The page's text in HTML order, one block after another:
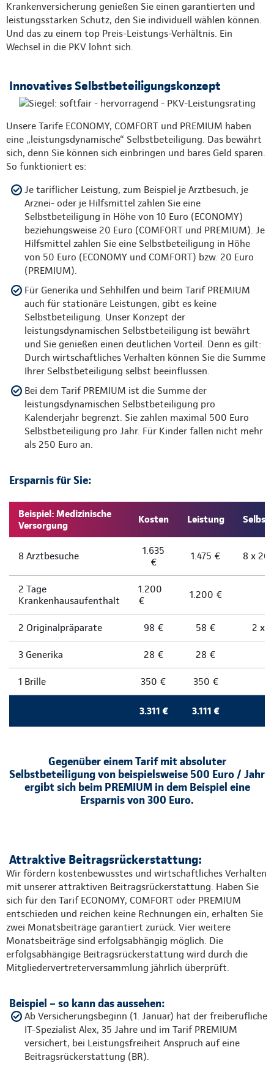
Krankenversicherung genießen Sie einen garantierten und
leistungsstarken Schutz, den Sie individuell wählen können.
Und das zu einem top Preis-Leistungs-Verhältnis. Ein
Wechsel in die PKV lohnt sich.
Innovatives Selbstbeteiligungskonzept
Unsere Tarife ECONOMY, COMFORT und PREMIUM haben
eine „leistungsdynamische“ Selbstbeteiligung. Das bewährt
sich, denn Sie können sich einbringen und bares Geld sparen.
So funktioniert es:
Je tariflicher Leistung, zum Beispiel je Arztbesuch, je
Arznei- oder je Hilfsmittel zahlen Sie eine
Selbstbeteiligung in Höhe von 10 Euro (ECONOMY)
beziehungsweise 20 Euro (COMFORT und PREMIUM). Je
Hilfsmittel zahlen Sie eine Selbstbeteiligung in Höhe
von 50 Euro (ECONOMY und COMFORT) bzw. 20 Euro
(PREMIUM).
Für Generika und Sehhilfen und beim Tarif PREMIUM
auch für stationäre Leistungen, gibt es keine
Selbstbeteiligung. Unser Konzept der
leistungsdynamischen Selbstbeteiligung ist bewährt
und Sie genießen einen deutlichen Vorteil. Denn es gilt:
Durch wirtschaftliches Verhalten können Sie die Summe
Ihrer Selbstbeteiligung selbst beeinflussen.
Bei dem Tarif PREMIUM ist die Summe der
leistungsdynamischen Selbstbeteiligung pro
Kalenderjahr begrenzt. Sie zahlen maximal 500 Euro
Selbstbeteiligung pro Jahr. Für Kinder fallen nicht mehr
als 250 Euro an.
Ersparnis für Sie:
Beispiel: Medizinische
Versorgung
Kosten Leistung
8 Arztbesuche
1.635
€
1.475 € 8 x 20
2 Tage
Krankenhausaufenthalt
1.200
€
1.200 €
2 Originalpräparate 98 € 58 € 2 x
3 Generika 28 € 28 €
1 Brille 350 € 350 €
3.311 € 3.111 €
Gegenüber einem Tarif mit absoluter
Selbstbeteiligung von beispielsweise 500 Euro / Jahr
ergibt sich beim PREMIUM in dem Beispiel eine
Ersparnis von 300 Euro.
Attraktive Beitragsrückerstattung:
Wir fördern kostenbewusstes und wirtschaftliches Verhalten
mit unserer attraktiven Beitragsrückerstattung. Haben Sie
sich für den Tarif ECONOMY, COMFORT oder PREMIUM
entschieden und reichen keine Rechnungen ein, erhalten Sie
zwei Monatsbeiträge garantiert zurück. Vier weitere
Monatsbeiträge sind erfolgsabhängig möglich. Die
erfolgsabhängige Beitragsrückerstattung wird durch die
Mitgliedervertreterversammlung jährlich überprüft.
Beispiel – so kann das aussehen:
Ab Versicherungsbeginn (1. Januar) hat der freiberufliche
IT-Spezialist Alex, 35 Jahre und im Tarif PREMIUM
versichert, bei Leistungsfreiheit Anspruch auf eine
Beitragsrückerstattung (BR).